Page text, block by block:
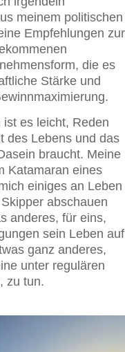
meinem politischen
Empfehlungen zur
die es
Stärke und
es leicht, Reden
des Lebens und das
braucht. Meine
Katamaran eines
einiges an Leben
abschauen
anderes, für eins,
sein Leben auf
ganz anderes,
unter regulären
zu tun.